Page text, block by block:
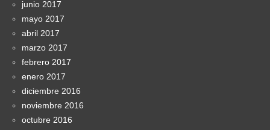
junio 2017
mayo 2017
abril 2017
marzo 2017
febrero 2017
enero 2017
diciembre 2016
noviembre 2016
octubre 2016